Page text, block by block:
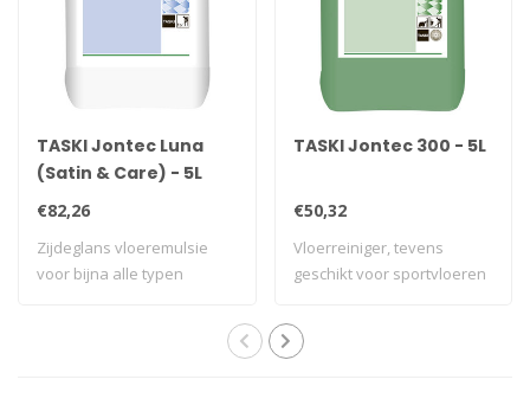
TASKI Jontec Luna
(Satin & Care) - 5L
€82,26
Zijdeglans vloeremulsie
voor bijna alle typen
TASKI Jontec 300 - 5L
€50,32
Vloerreiniger, tevens
geschikt voor sportvloeren